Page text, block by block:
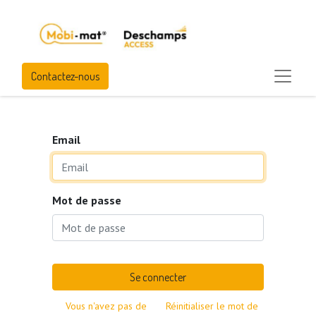
Contactez-nous
Email
Mot de passe
Se connecter
Vous n'avez pas de
Réinitialiser le mot de